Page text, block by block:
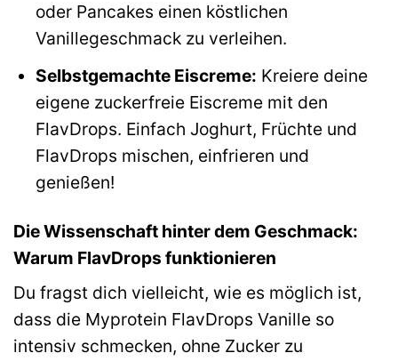
oder Pancakes einen köstlichen
Vanillegeschmack zu verleihen.
Selbstgemachte Eiscreme: Kreiere deine
eigene zuckerfreie Eiscreme mit den
FlavDrops. Einfach Joghurt, Früchte und
FlavDrops mischen, einfrieren und
genießen!
Die Wissenschaft hinter dem Geschmack:
Warum FlavDrops funktionieren
Du fragst dich vielleicht, wie es möglich ist,
dass die Myprotein FlavDrops Vanille so
intensiv schmecken, ohne Zucker zu